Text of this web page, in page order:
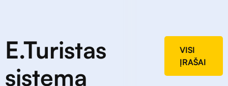
E.Turistas
sistema
VISI
ĮRAŠAI